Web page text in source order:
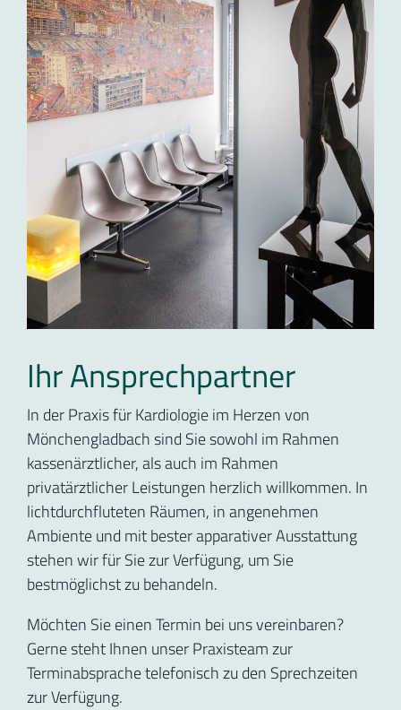
Ihr Ansprechpartner
In der Praxis für Kardiologie im Herzen von
Mönchengladbach sind Sie sowohl im Rahmen
kassenärztlicher, als auch im Rahmen
privatärztlicher Leistungen herzlich willkommen. In
lichtdurchfluteten Räumen, in angenehmen
Ambiente und mit bester apparativer Ausstattung
stehen wir für Sie zur Verfügung, um Sie
bestmöglichst zu behandeln.
Möchten Sie einen Termin bei uns vereinbaren?
Gerne steht Ihnen unser Praxisteam zur
Terminabsprache telefonisch zu den Sprechzeiten
zur Verfügung.